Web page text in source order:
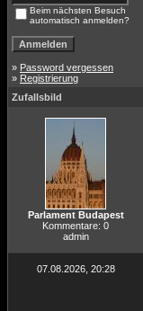
Beim nächsten Besuch
automatisch anmelden?
» Password vergessen
» Registrierung
Zufallsbild
Parlament Budapest
Kommentare: 0
admin
07.08.2026, 20:28